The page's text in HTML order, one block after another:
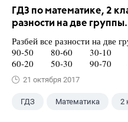
ГДЗ по математике, 2
разности на две группы.
Разбей все разности на две
90-50 80-60 30-10
60-20 50-30 90-70
21 октября 2017
ГДЗ Математика 2